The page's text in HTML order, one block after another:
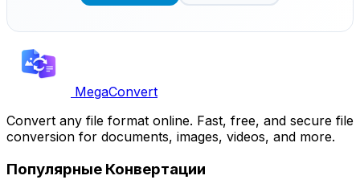
MegaConvert
Convert any file format online. Fast, free, and secure file
conversion for documents, images, videos, and more.
Популярные Конвертации